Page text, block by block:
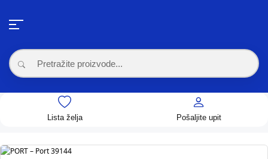
Lista želja Pošaljite upit